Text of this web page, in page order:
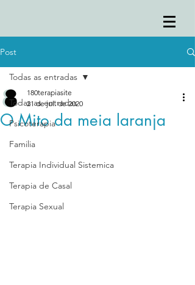
Post
Todas as entradas
Psicoterapia
Familia
Terapia Individual Sistemica
Terapia de Casal
Terapia Sexual
Todas as entradas
O Mito da meia laranja
180terapiasite
21 de jul. de 2020